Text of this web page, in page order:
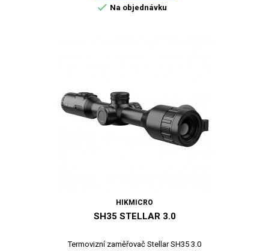
 Na objednávku
HIKMICRO
SH35 STELLAR 3.0
Termovizní zaměřovač Stellar SH35 3.0